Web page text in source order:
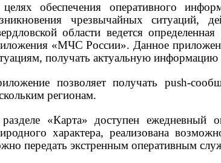
обеспечения оперативного
чрезвычайных ситуаций,
области ведется
«МЧС России». Данное
получать актуальную
позволяет получать push-
регионам.
«Карта» доступен ежедневный
характера, реализована
передать экстренным оперативным